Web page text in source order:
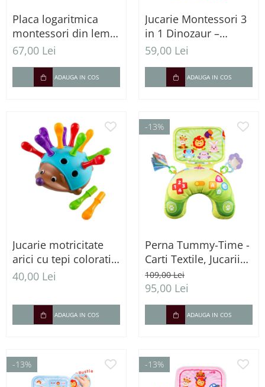
Placa logaritmica
montessori din lemn
6 in 1
67,00 Lei
ADAUGA IN COS
Jucarie Montessori 3
in 1 Dinozaur –
sortare culori si
59,00 Lei
ADAUGA IN COS
Jucarie motricitate
arici cu tepi colorati
Montessori copii 12
40,00 Lei
ADAUGA IN COS
-13%
Perna Tummy-Time -
Carti Textile, Jucarii
Senzoriale si sunete -
verde
109,00 Lei
95,00 Lei
ADAUGA IN COS
-13% -13%